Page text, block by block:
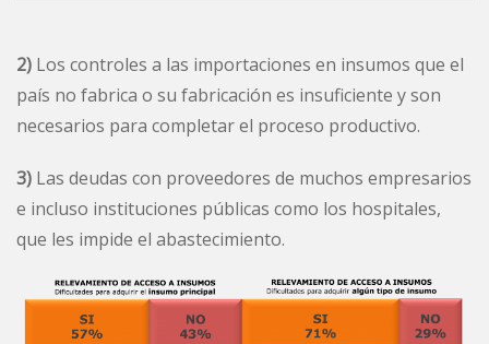
2) Los controles a las importaciones en insumos que el
país no fabrica o su fabricación es insuficiente y son
necesarios para completar el proceso productivo.
3) Las deudas con proveedores de muchos empresarios
e incluso instituciones públicas como los hospitales,
que les impide el abastecimiento.